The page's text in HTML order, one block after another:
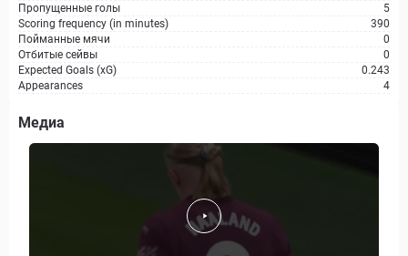
Пропущенные голы
5
Scoring frequency (in minutes)
390
Пойманные мячи
0
Отбитые сейвы
0
Expected Goals (xG)
0.243
Appearances
4
Медиа